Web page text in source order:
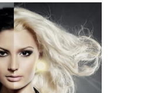
Маска от черных точек
Маски с углем